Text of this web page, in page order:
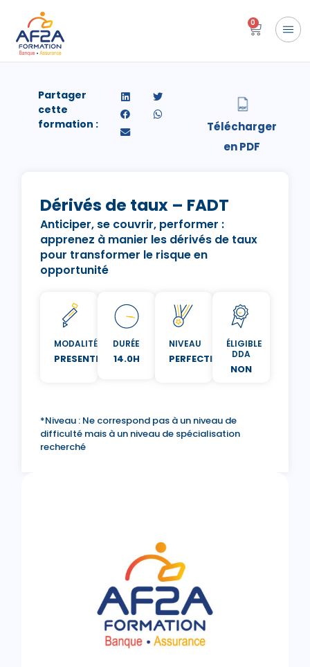
0
Partager
cette
formation :
Dérivés de taux – FADT
Anticiper, se couvrir, performer :
apprenez à manier les dérivés de taux
pour transformer le risque en
opportunité
MODALITÉ
PRESENTIEL
DURÉE
14.0H
NIVEAU
PERFECTIONNEMENT
ÉLIGIBLE
DDA
NON
*Niveau : Ne correspond pas à un niveau de
difficulté mais à un niveau de spécialisation
recherché